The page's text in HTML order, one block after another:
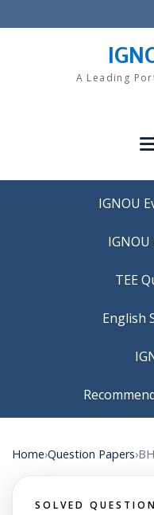
to
A Leading
IGNOU
TEE
Home›Question Papers›
SOLVED